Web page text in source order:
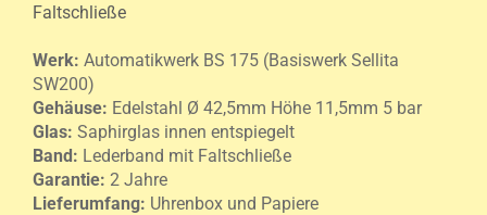
Faltschließe
Werk: Automatikwerk BS 175 (Basiswerk Sellita
SW200)
Gehäuse: Edelstahl Ø 42,5mm Höhe 11,5mm 5 bar
Glas: Saphirglas innen entspiegelt
Band: Lederband mit Faltschließe
Garantie: 2 Jahre
Lieferumfang: Uhrenbox und Papiere